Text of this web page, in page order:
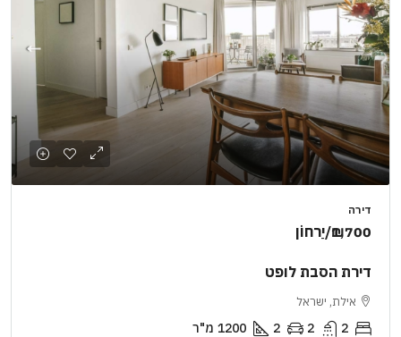
דירה
₪1,700/יַרחוֹן
דירת הסבת לופט
אילת, ישראל
2
2
2
1200 מ"ר